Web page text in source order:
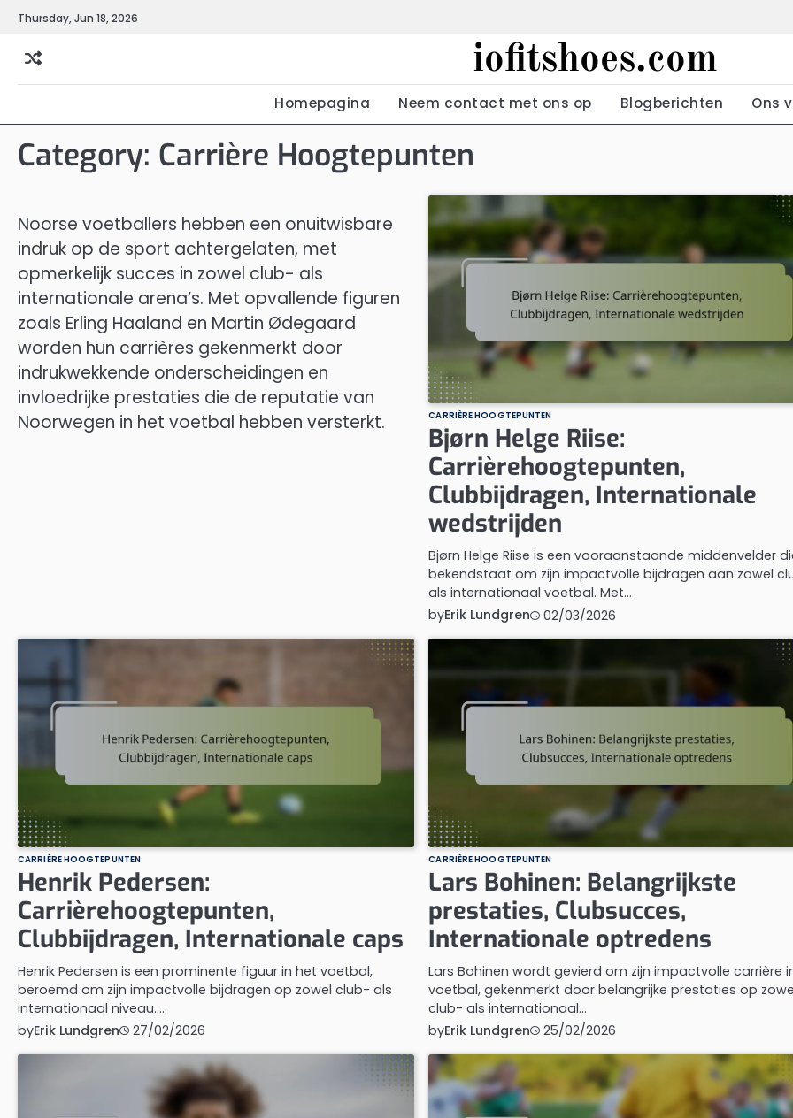
Skip
content
Thursday, Jun 18, 2026
iofitshoes.com
Homepagina Neem contact met ons op Blogberichten Ons
Category: Carrière Hoogtepunten
Noorse voetballers hebben een onuitwisbare
indruk op de sport achtergelaten, met
opmerkelijk succes in zowel club- als
internationale arena’s. Met opvallende figuren
zoals Erling Haaland en Martin Ødegaard
worden hun carrières gekenmerkt door
indrukwekkende onderscheidingen en
invloedrijke prestaties die de reputatie van
Noorwegen in het voetbal hebben versterkt.
CARRIÈRE HOOGTEPUNTEN
Bjørn Helge Riise:
Carrièrehoogtepunten,
Clubbijdragen, Internationale
wedstrijden
Bjørn Helge Riise is een vooraanstaande middenvelder
bekendstaat om zijn impactvolle bijdragen aan zowel
als internationaal voetbal. Met…
byErik Lundgren 02/03/2026
CARRIÈRE HOOGTEPUNTEN
Henrik Pedersen:
Carrièrehoogtepunten,
Clubbijdragen, Internationale caps
Henrik Pedersen is een prominente figuur in het voetbal,
beroemd om zijn impactvolle bijdragen op zowel club- als
internationaal niveau.…
byErik Lundgren 27/02/2026
CARRIÈRE HOOGTEPUNTEN
Lars Bohinen: Belangrijkste
prestaties, Clubsucces,
Internationale optredens
Lars Bohinen wordt gevierd om zijn impactvolle carrière
voetbal, gekenmerkt door belangrijke prestaties op
club- als internationaal…
byErik Lundgren 25/02/2026